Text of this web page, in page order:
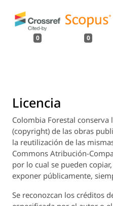
0 0
Licencia
Colombia Forestal conserva
(copyright) de las obras
la reutilización de las
Commons Atribución-
por lo cual se pueden
exponer públicamente,
Se reconozcan los créditos